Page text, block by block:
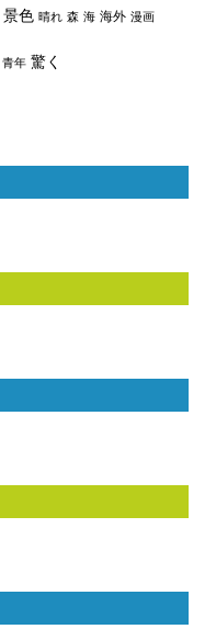
景色 晴れ 森 海 海外 漫画
青年 驚く